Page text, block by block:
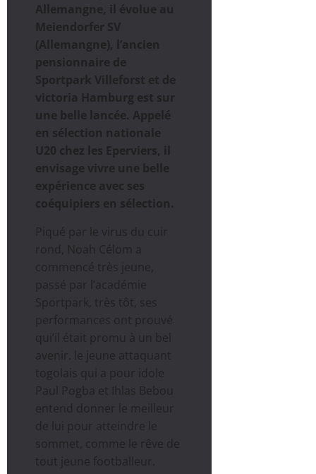
Allemangne, il évolue au
Meiendorfer SV
(Allemangne), l’ancien
pensionnaire de
Sportpark Villeforst et de
victoria Hamburg est sur
une belle lancée. Appelé
en sélection nationale
U20 chez les Eperviers, il
envisage vivre une belle
expérience avec ses
coéquipiers en sélection.
Piqué par le virus du cuir
rond, Noah Célom a
commencé très jeune,
passé par l’académie
Sportpark, très tôt, ses
performances ont prouvé
qui’il était promu à un bel
avenir. le jeune attaquant
togolais qui a pour idole
Paul Pogba et Ihlas Bebou
entend donner le meilleur
de lui pour atteindre le
sommet, comme le rêve de
tout jeune footballeur.